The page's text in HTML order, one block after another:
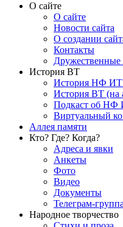
О сайте
О сайте
Новости сайта
О создании
Контакты
Дружественные
История ВТ
История НФ
История ВТ (на
Подкаст об
Виртуальный
Аллея памяти
Кто? Где? Когда?
Адреса и явки
Анкеты
Фото
Видео
Документы
Телеграм-
Народное творчество